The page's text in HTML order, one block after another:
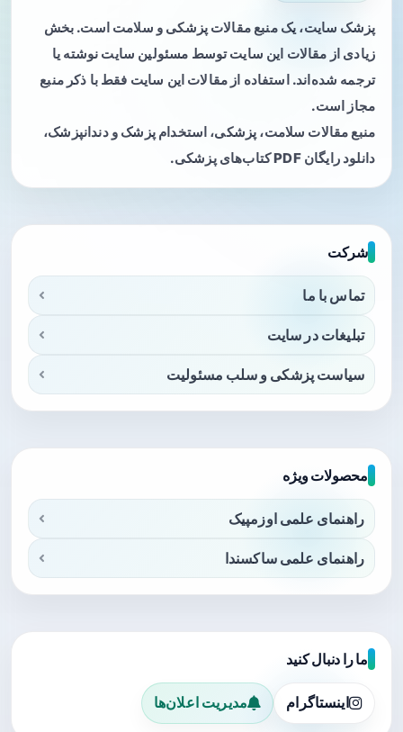
پزشک سایت، یک منبع مقالات پزشکی و سلامت است. بخش
زیادی از مقالات این سایت توسط مسئولین سایت نوشته یا
ترجمه شده‌اند. استفاده از مقالات این سایت فقط با ذکر منبع
مجاز است.
منبع مقالات سلامت، پزشکی، استخدام پزشک و دندانپزشک،
دانلود رایگان PDF کتاب‌های پزشکی.
شرکت
تماس با ما
تبلیغات در سایت
سیاست پزشکی و سلب مسئولیت
محصولات ویژه
راهنمای علمی اوزمپیک
راهنمای علمی ساکسندا
ما را دنبال کنید
اینستاگرام مدیریت اعلان‌ها